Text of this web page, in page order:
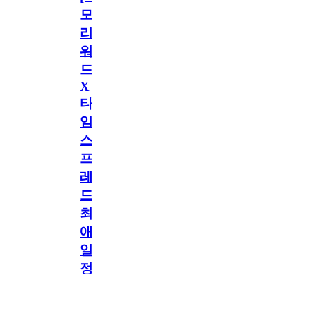
모
리
워
드
X
타
임
스
프
레
드]
최
애
일
정